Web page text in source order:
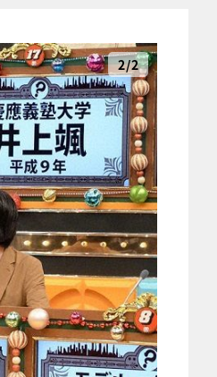
2/2
『アイ＝ラブ！げーみんぐ』＝LOV
E齋藤樹愛羅＆佐々木舞香SPインタ
ビュー